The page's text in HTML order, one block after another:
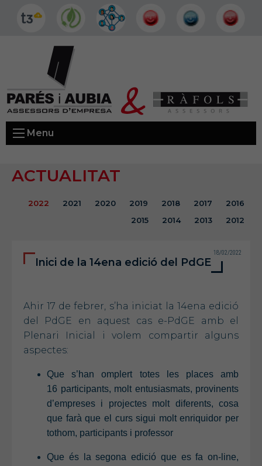
Menu
ACTUALITAT
2022 2021 2020 2019 2018 2017
2016
2015
2014 2013 2012
Inici de la 14ena edició del PdGE
18/02/2022
Ahir 17 de febrer, s’ha iniciat la 14ena edició
del PdGE en aquest cas e-PdGE amb el
Plenari Inicial i volem compartir alguns
aspectes:
Que s’han omplert totes les places amb
16 participants, molt entusiasmats, provinents
d’empreses i projectes molt diferents, cosa
que farà que el curs sigui molt enriquidor per
tothom, participants i professor
Que és la segona edició que es fa on-line,